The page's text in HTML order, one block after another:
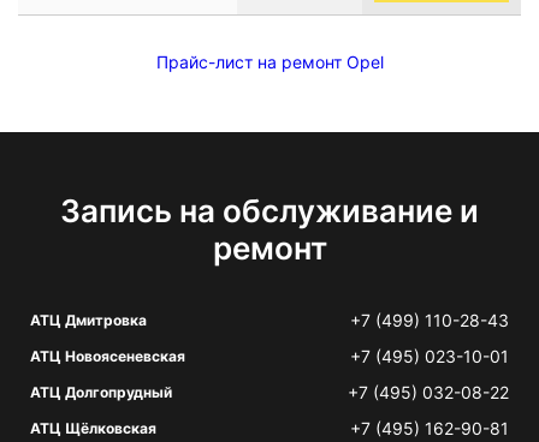
Прайс-лист на ремонт Opel
Запись на обслуживание и
ремонт
АТЦ Дмитровка +7 (499) 110-28-43
АТЦ Новоясеневская +7 (495) 023-10-01
АТЦ Долгопрудный +7 (495) 032-08-22
АТЦ Щёлковская +7 (495) 162-90-81